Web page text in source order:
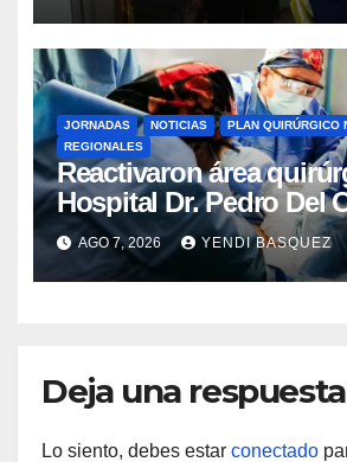
JORNADAS NOTICIAS
PLAN QUIRÚRGICO
REGIONALES
Reactivaron área
Hospital Dr. Pedro Del
Guárico
AGO 7, 2026 YENDI BASQUEZ
Deja una respuesta
Lo siento, debes estar conectado